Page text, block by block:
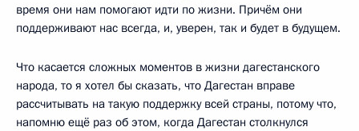
время они нам помогают идти по жизни. Причём они
поддерживают нас всегда, и, уверен, так и будет в будущем.
Что касается сложных моментов в жизни дагестанского
народа, то я хотел бы сказать, что Дагестан вправе
рассчитывать на такую поддержку всей страны, потому что,
напомню ещё раз об этом, когда Дагестан столкнулся